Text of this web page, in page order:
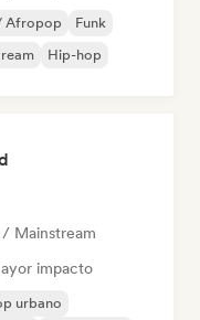
Afropop
Funk
Hip-hop
Mainstream
impacto
urbano